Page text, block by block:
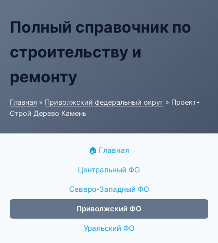
Полный справочник по
строительству и
ремонту
Главная » Приволжский федеральный округ » Проект-
Строй Дерево Камень
🏠 Главная
Центральный ФО
Северо-Западный ФО
Приволжский ФО
Уральский ФО